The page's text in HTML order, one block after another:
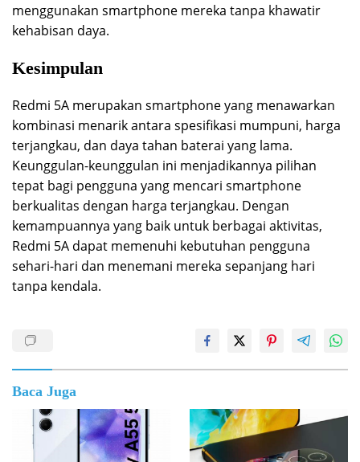
menggunakan smartphone mereka tanpa khawatir
kehabisan daya.
Kesimpulan
Redmi 5A merupakan smartphone yang menawarkan
kombinasi menarik antara spesifikasi mumpuni, harga
terjangkau, dan daya tahan baterai yang lama.
Keunggulan-keunggulan ini menjadikannya pilihan
tepat bagi pengguna yang mencari smartphone
berkualitas dengan harga terjangkau. Dengan
kemampuannya yang baik untuk berbagai aktivitas,
Redmi 5A dapat memenuhi kebutuhan pengguna
sehari-hari dan menemani mereka sepanjang hari
tanpa kendala.
Baca Juga